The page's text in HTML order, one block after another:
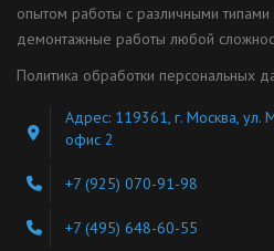
опытом работы с различными типами
демонтажные работы любой
Политика обработки персональных
Адрес: 119361, г. Москва, ул.
офис 2
+7 (925) 070-91-98
+7 (495) 648-60-55